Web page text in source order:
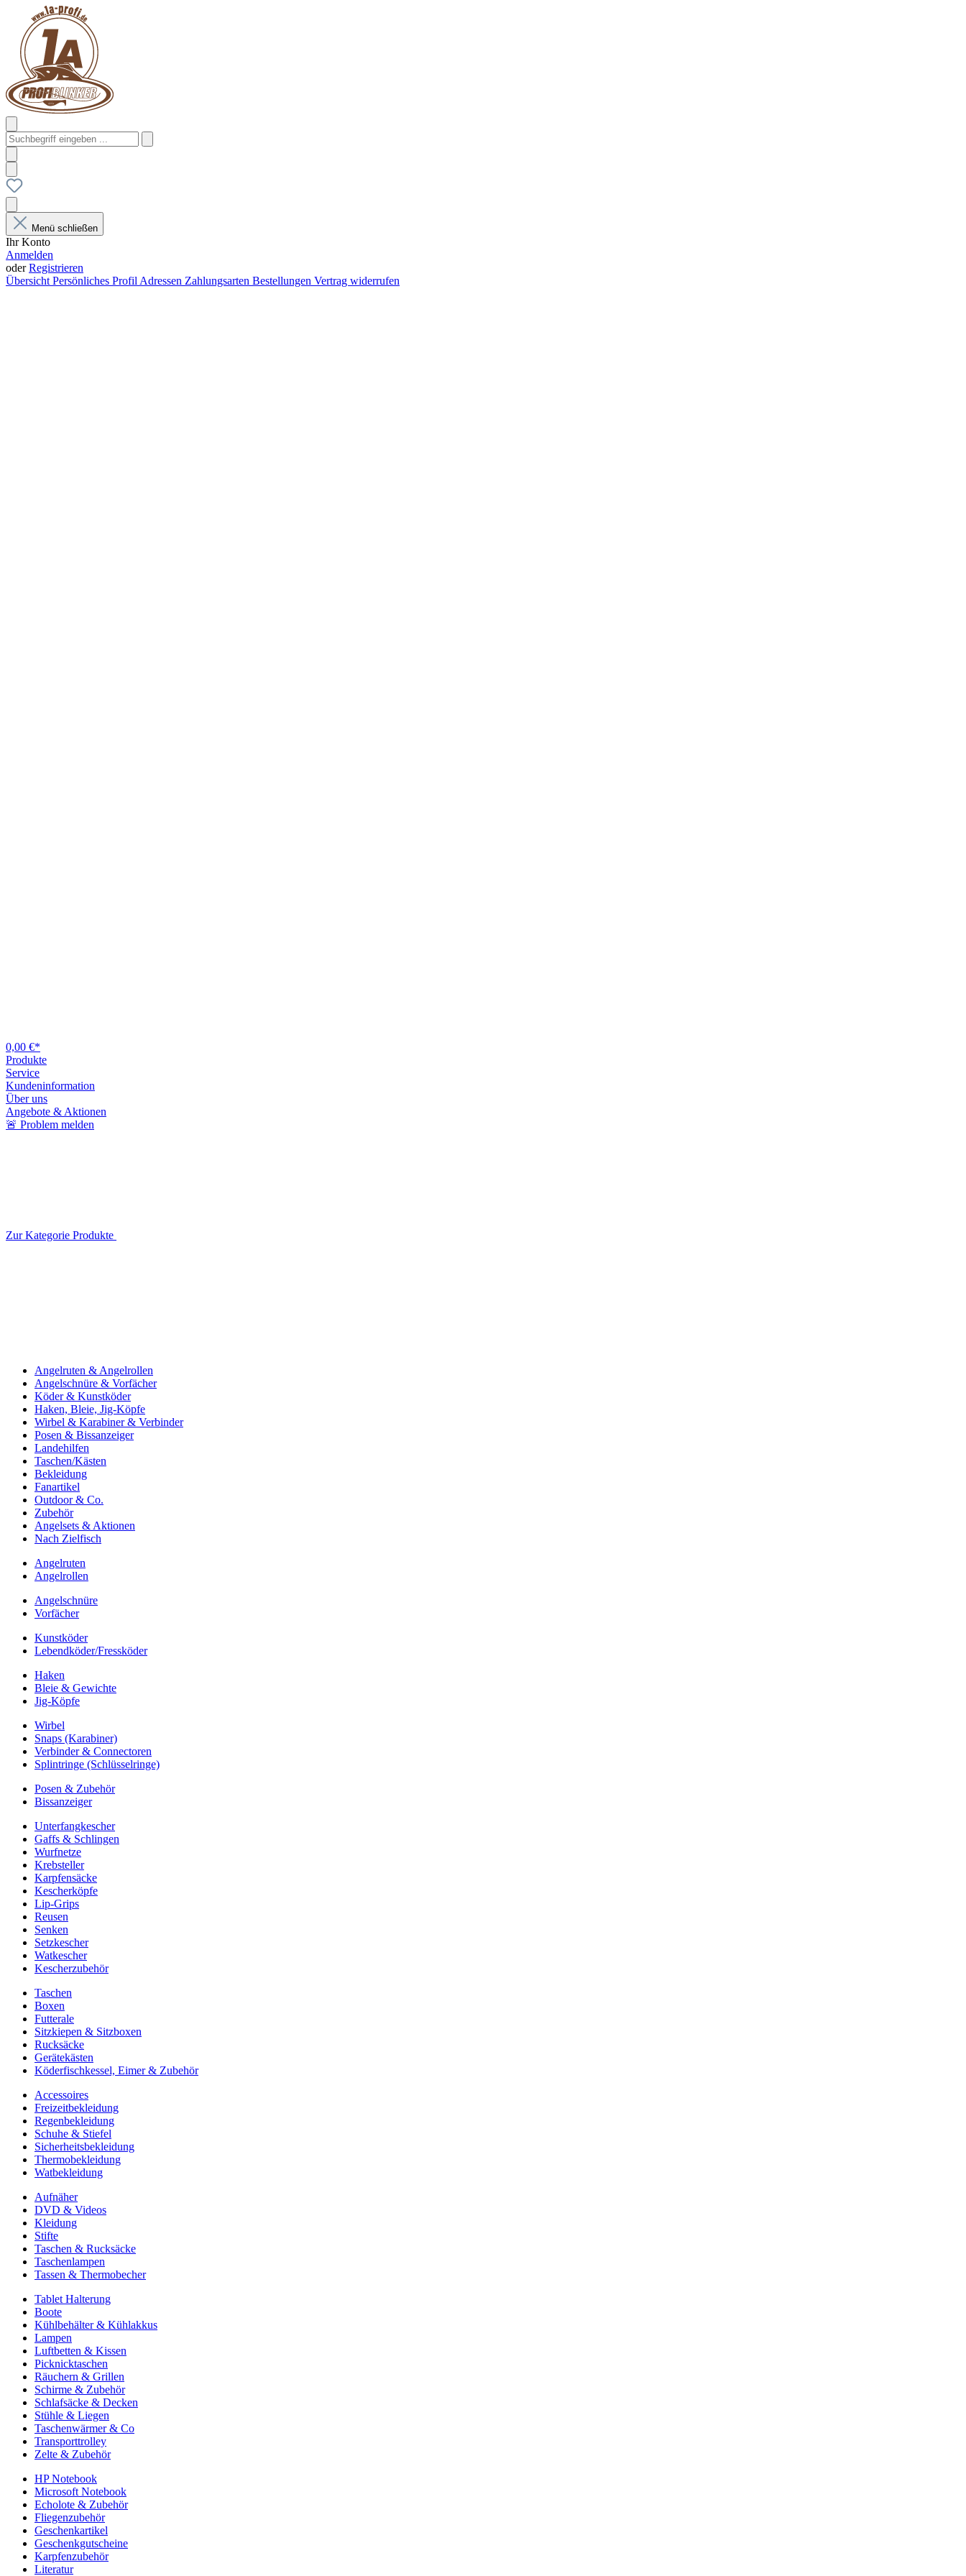
Menü schließen
Ihr Konto
Anmelden
oderRegistrieren
Übersicht Persönliches Profil Adressen Zahlungsarten Bestellungen Vertrag widerrufen
0,00 €*
Produkte
Service
Kundeninformation
Über uns
Angebote & Aktionen
🚨 Problem melden
Zur Kategorie Produkte
Angelruten & Angelrollen
Angelschnüre & Vorfächer
Köder & Kunstköder
Haken, Bleie, Jig-Köpfe
Wirbel & Karabiner & Verbinder
Posen & Bissanzeiger
Landehilfen
Taschen/Kästen
Bekleidung
Fanartikel
Outdoor & Co.
Zubehör
Angelsets & Aktionen
Nach Zielfisch
Angelruten
Angelrollen
Angelschnüre
Vorfächer
Kunstköder
Lebendköder/Fressköder
Haken
Bleie & Gewichte
Jig-Köpfe
Wirbel
Snaps (Karabiner)
Verbinder & Connectoren
Splintringe (Schlüsselringe)
Posen & Zubehör
Bissanzeiger
Unterfangkescher
Gaffs & Schlingen
Wurfnetze
Krebsteller
Karpfensäcke
Kescherköpfe
Lip-Grips
Reusen
Senken
Setzkescher
Watkescher
Kescherzubehör
Taschen
Boxen
Futterale
Sitzkiepen & Sitzboxen
Rucksäcke
Gerätekästen
Köderfischkessel, Eimer & Zubehör
Accessoires
Freizeitbekleidung
Regenbekleidung
Schuhe & Stiefel
Sicherheitsbekleidung
Thermobekleidung
Watbekleidung
Aufnäher
DVD & Videos
Kleidung
Stifte
Taschen & Rucksäcke
Taschenlampen
Tassen & Thermobecher
Tablet Halterung
Boote
Kühlbehälter & Kühlakkus
Lampen
Luftbetten & Kissen
Picknicktaschen
Räuchern & Grillen
Schirme & Zubehör
Schlafsäcke & Decken
Stühle & Liegen
Taschenwärmer & Co
Transporttrolley
Zelte & Zubehör
HP Notebook
Microsoft Notebook
Echolote & Zubehör
Fliegenzubehör
Geschenkartikel
Geschenkgutscheine
Karpfenzubehör
Literatur